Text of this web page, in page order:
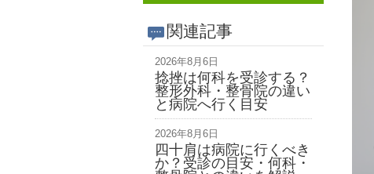
関連記事
2026年8月6日
捻挫は何科を受診する？
整形外科・整骨院の違い
と病院へ行く目安
2026年8月6日
四十肩は病院に行くべき
か？受診の目安・何科・